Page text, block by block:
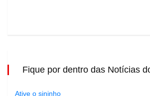
Fique por dentro das Notícias
Ative o sininho